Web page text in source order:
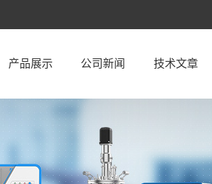
产品展示 公司新闻 技术文章